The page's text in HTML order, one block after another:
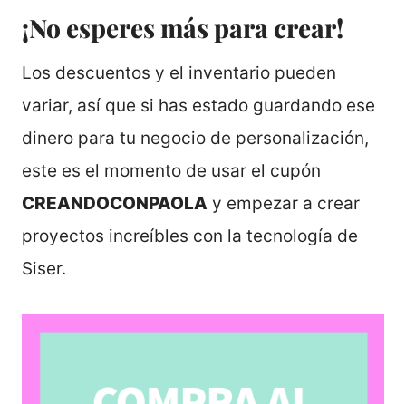
¡No esperes más para crear!
Los descuentos y el inventario pueden
variar, así que si has estado guardando ese
dinero para tu negocio de personalización,
este es el momento de usar el cupón
CREANDOCONPAOLA y empezar a crear
proyectos increíbles con la tecnología de
Siser.